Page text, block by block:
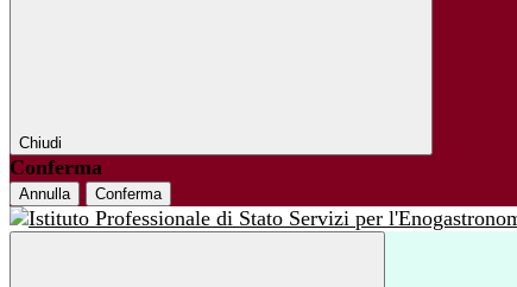
Chiudi
Conferma
Annulla Conferma